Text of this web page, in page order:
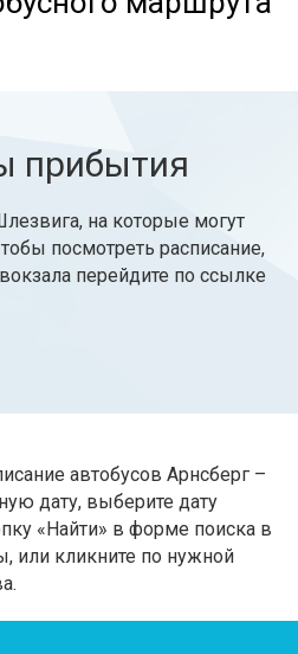
прибытия
на которые могут
посмотреть расписание,
перейдите по ссылке
автобусов Арнсберг –
дату, выберите дату
«Найти» в форме поиска в
или кликните по нужной